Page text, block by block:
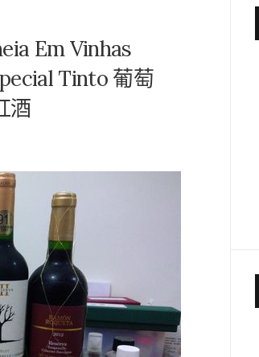
Em Vinhas
Tinto 葡萄
酒